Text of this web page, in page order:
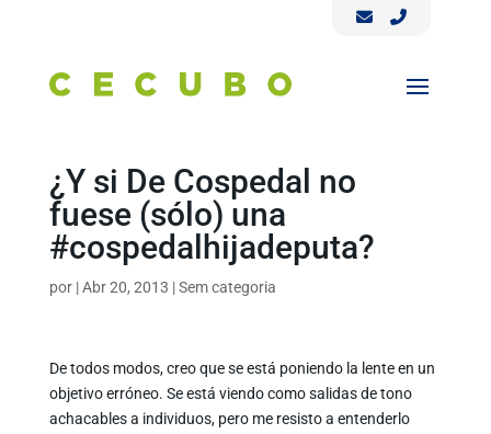
¿Y si De Cospedal no
fuese (sólo) una
#cospedalhijadeputa?
por |Abr 20, 2013 |Sem categoria
De todos modos, creo que se está poniendo la lente en un
objetivo erróneo. Se está viendo como salidas de tono
achacables a individuos, pero me resisto a entenderlo